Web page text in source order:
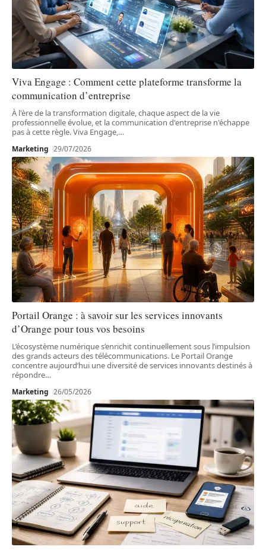
Viva Engage : Comment cette plateforme transforme la
communication d’entreprise
À l'ère de la transformation digitale, chaque aspect de la vie
professionnelle évolue, et la communication d'entreprise n'échappe
pas à cette règle. Viva Engage,…
Marketing 29/07/2026
Portail Orange : à savoir sur les services innovants
d’Orange pour tous vos besoins
L’écosystème numérique s’enrichit continuellement sous l’impulsion
des grands acteurs des télécommunications. Le Portail Orange
concentre aujourd’hui une diversité de services innovants destinés à
répondre…
Marketing 26/05/2026